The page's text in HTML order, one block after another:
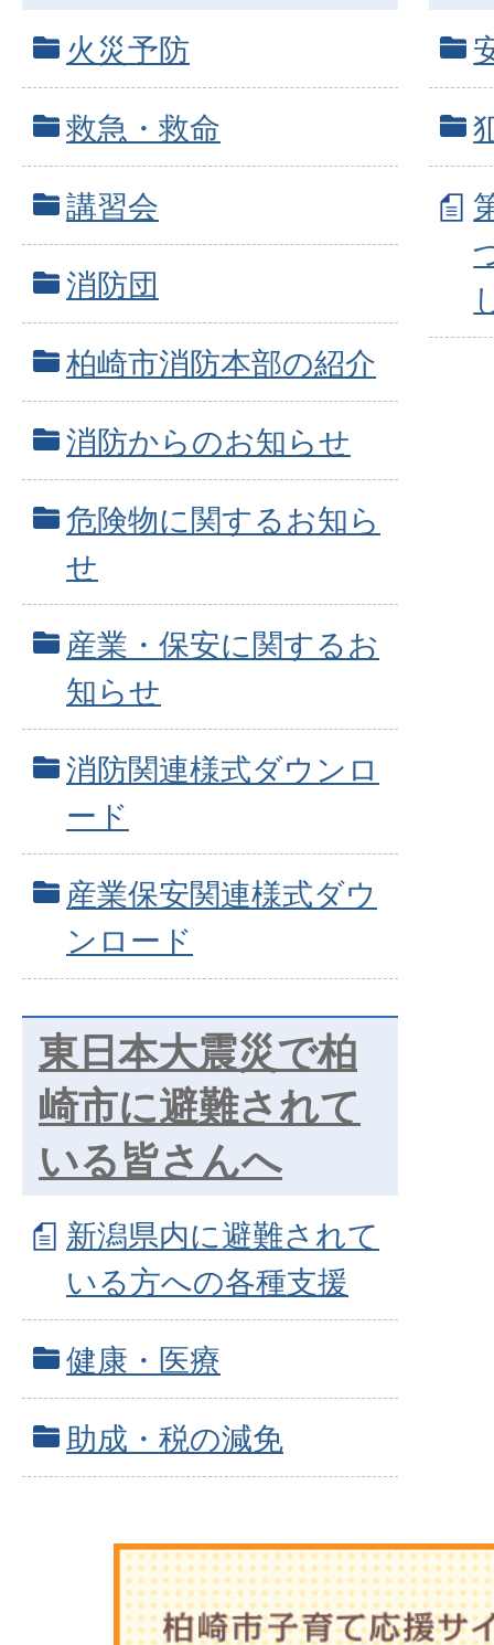
火災予防
救急・救命
講習会
消防団
柏崎市消防本部の紹介
消防からのお知らせ
危険物に関するお知ら
せ
産業・保安に関するお
知らせ
消防関連様式ダウンロ
ード
産業保安関連様式ダウ
ンロード
東日本大震災で柏
崎市に避難されて
いる皆さんへ
新潟県内に避難されて
いる方への各種支援
健康・医療
助成・税の減免